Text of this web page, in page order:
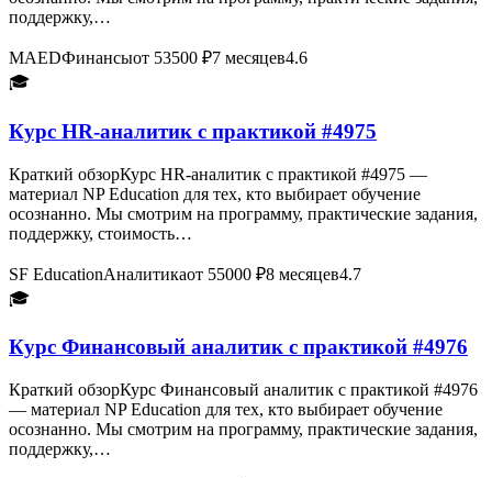
поддержку,…
MAEDФинансыот 53500 ₽7 месяцев4.6
🎓
Курс HR-аналитик с практикой #4975
Краткий обзорКурс HR-аналитик с практикой #4975 —
материал NP Education для тех, кто выбирает обучение
осознанно. Мы смотрим на программу, практические задания,
поддержку, стоимость…
SF EducationАналитикаот 55000 ₽8 месяцев4.7
🎓
Курс Финансовый аналитик с практикой #4976
Краткий обзорКурс Финансовый аналитик с практикой #4976
— материал NP Education для тех, кто выбирает обучение
осознанно. Мы смотрим на программу, практические задания,
поддержку,…